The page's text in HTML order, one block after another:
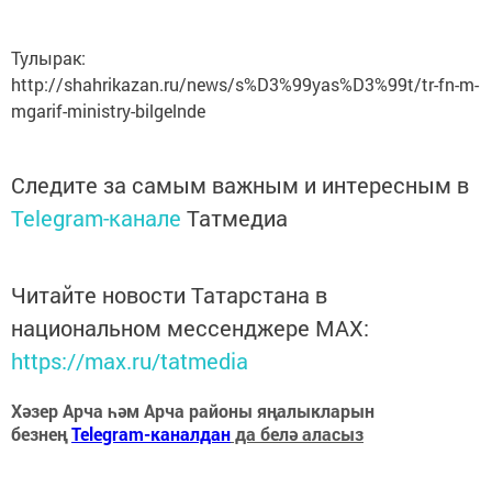
Тулырак:
http://shahrikazan.ru/news/s%D3%99yas%D3%99t/tr-fn-m-
mgarif-ministry-bilgelnde
Следите за самым важным и интересным в
Telegram-канале Татмедиа
Читайте новости Татарстана в
национальном мессенджере MАХ:
https://max.ru/tatmedia
Хәзер Арча һәм Арча районы яңалыкларын
безнеңTelegram-каналданда белә аласыз